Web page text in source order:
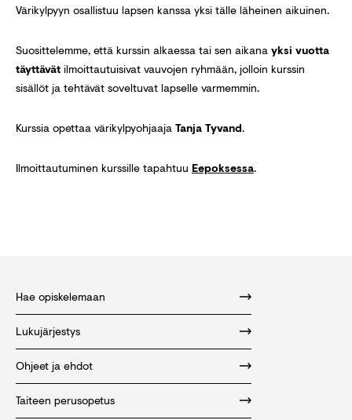
Värikylpyyn osallistuu lapsen kanssa yksi tälle läheinen aikuinen.
Suosittelemme, että kurssin alkaessa tai sen aikanayksi vuotta
täyttävätilmoittautuisivat vauvojen ryhmään, jolloin kurssin
sisällöt ja tehtävät soveltuvat lapselle varmemmin.
Kurssia opettaa värikylpyohjaajaTanja Tyvand.
Ilmoittautuminen kurssille tapahtuu Eepoksessa.
Hae opiskelemaan
Lukujärjestys
Ohjeet ja ehdot
Taiteen perusopetus